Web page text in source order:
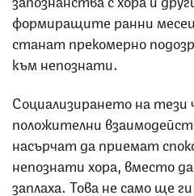
формиращите ранни
станат прекомерно
към непознати.
Социализирането на тези
положителни
насърчат да приемат
непознати хора, вместо
заплаха. Това не само ще